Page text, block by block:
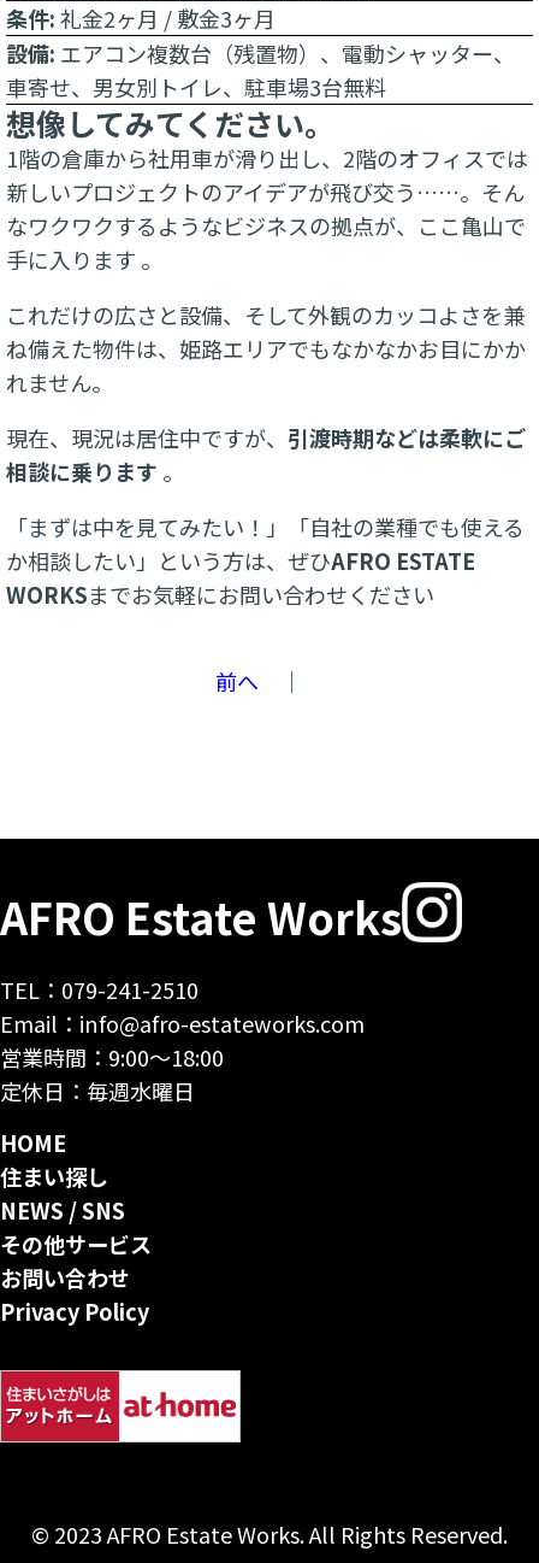
条件:礼金2ヶ月 / 敷金3ヶ月
設備: エアコン複数台（残置物）、電動シャッター、
車寄せ、男女別トイレ、駐車場3台無料
想像してみてください。
1階の倉庫から社用車が滑り出し、2階のオフィスでは
新しいプロジェクトのアイデアが飛び交う……。そん
なワクワクするようなビジネスの拠点が、ここ亀山で
手に入ります 。
これだけの広さと設備、そして外観のカッコよさを兼
ね備えた物件は、姫路エリアでもなかなかお目にかか
れません。
現在、現況は居住中ですが、 引渡時期などは柔軟にご
相談に乗ります 。
「まずは中を見てみたい！」「自社の業種でも使える
か相談したい」という方は、ぜひAFRO ESTATE
WORKSまでお気軽にお問い合わせください
前へ ｜
AFRO Estate Works
TEL：079-241-2510
Email：info@afro-estateworks.com
営業時間：9:00〜18:00
定休日：毎週水曜日
HOME
住まい探し
NEWS / SNS
その他サービス
お問い合わせ
Privacy Policy
© 2023 AFRO Estate Works. All Rights Reserved.